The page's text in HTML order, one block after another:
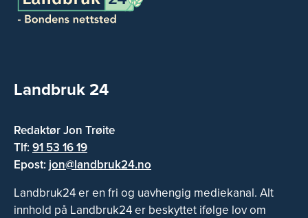
Landbruk 24
Redaktør Jon Trøite
Tlf:91 53 16 19
Epost: jon@landbruk24.no
Landbruk24 er en fri og uavhengig mediekanal. Alt
innhold på Landbruk24 er beskyttet ifølge lov om